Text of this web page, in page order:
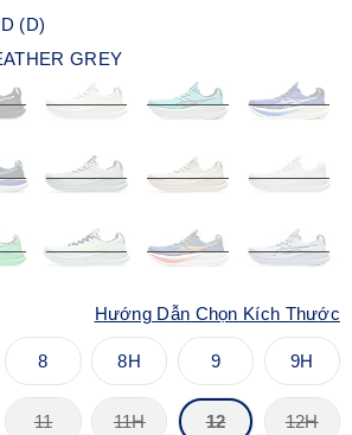
(D)
GREY
Hướng Dẫn Chọn Kích Thước
8 8H 9 9H
11 11H 12 12H